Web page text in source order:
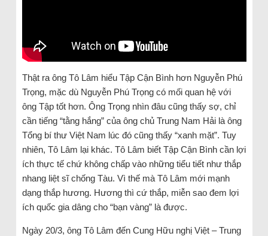
Thật ra ông Tô Lâm hiểu Tập Cận Bình hơn Nguyễn Phú
Trọng, mặc dù Nguyễn Phú Trọng có mối quan hệ với
ông Tập tốt hơn. Ông Trọng nhìn đâu cũng thấy sợ, chỉ
cần tiếng “tằng hắng” của ông chủ Trung Nam Hải là ông
Tổng bí thư Việt Nam lúc đó cũng thấy “xanh mặt”. Tuy
nhiên, Tô Lâm lại khác. Tô Lâm biết Tập Cận Bình cần lợi
ích thực tế chứ không chấp vào những tiểu tiết như thắp
nhang liệt sĩ chống Tàu. Vì thế mà Tô Lâm mới mạnh
dạng thắp hương. Hương thì cứ thắp, miễn sao đem lợi
ích quốc gia dâng cho “bạn vàng” là được.
Ngày 20/3, ông Tô Lâm đến Cung Hữu nghị Việt – Trung